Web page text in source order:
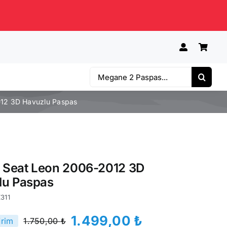
Ara:
3D Havuzlu Paspas
Seat Leon 2006-2012 3D
Paspas
1.750,00₺ 1.499,00 ₺